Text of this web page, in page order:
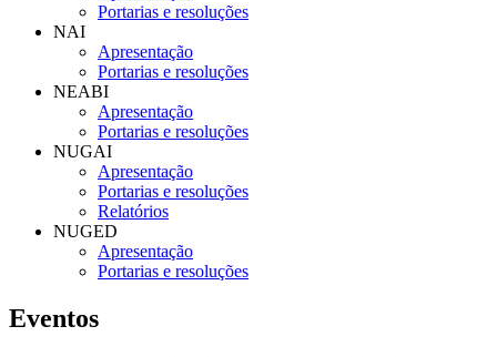
Portarias e resoluções
NAI
Apresentação
Portarias e resoluções
NEABI
Apresentação
Portarias e resoluções
NUGAI
Apresentação
Portarias e resoluções
Relatórios
NUGED
Apresentação
Portarias e resoluções
Eventos